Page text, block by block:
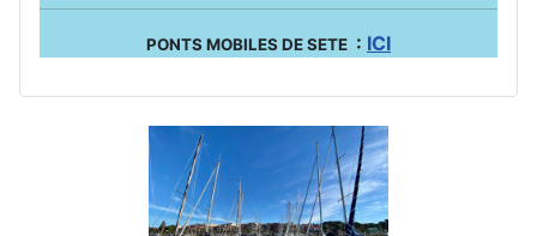
PONTS MOBILES DE SETE : ICI